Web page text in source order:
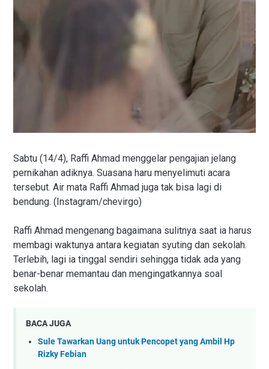
Sabtu (14/4), Raffi Ahmad menggelar pengajian jelang
pernikahan adiknya. Suasana haru menyelimuti acara
tersebut. Air mata Raffi Ahmad juga tak bisa lagi di
bendung. (Instagram/chevirgo)
Raffi Ahmad mengenang bagaimana sulitnya saat ia harus
membagi waktunya antara kegiatan syuting dan sekolah.
Terlebih, lagi ia tinggal sendiri sehingga tidak ada yang
benar-benar memantau dan mengingatkannya soal
sekolah.
BACA JUGA
Sule Tawarkan Uang untuk Pencopet yang Ambil Hp
Rizky Febian